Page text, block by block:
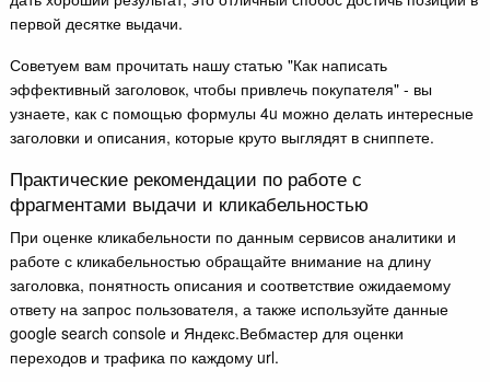
первой десятке выдачи.
Советуем вам прочитать нашу статью "Как написать
эффективный заголовок, чтобы привлечь покупателя" - вы
узнаете, как с помощью формулы 4u можно делать интересные
заголовки и описания, которые круто выглядят в сниппете.
Практические рекомендации по работе с
фрагментами выдачи и кликабельностью
При оценке кликабельности по данным сервисов аналитики и
работе с кликабельностью обращайте внимание на длину
заголовка, понятность описания и соответствие ожидаемому
ответу на запрос пользователя, а также используйте данные
google search console и Яндекс.Вебмастер для оценки
переходов и трафика по каждому url.